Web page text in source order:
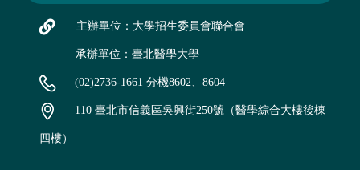
主辦單位：大學招生委員會聯合會
承辦單位：臺北醫學大學
(02)2736-1661 分機8602、8604
110 臺北市信義區吳興街250號（醫學綜合大樓後棟
四樓）